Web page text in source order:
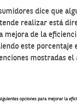
dice que
realizar está
mejora de la
este porcentaje
mostradas el